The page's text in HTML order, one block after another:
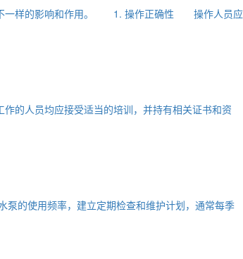
不一样的影响和作用。 1. 操作正确性 操作人员应
人员均应接受适当的培训，并持有相关证书和资
使用频率，建立定期检查和维护计划，通常每季